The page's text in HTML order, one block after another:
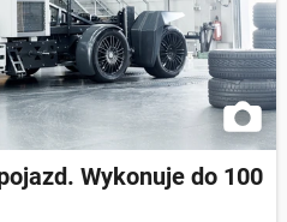
Wykonuje do 100